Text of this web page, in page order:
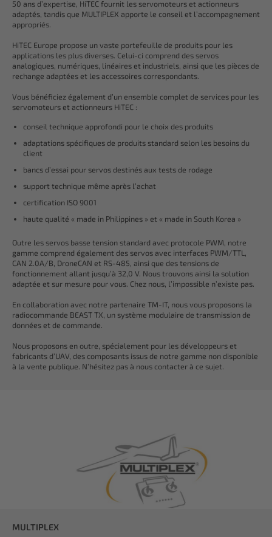
50 ans d’expertise, HiTEC fournit les servomoteurs et actionneurs
adaptés, tandis que MULTIPLEX apporte le conseil et l’accompagnement
appropriés.
HiTEC Europe propose un vaste portefeuille de produits pour les
applications les plus diverses. Celui-ci comprend des servos
analogiques, numériques, linéaires et industriels, ainsi que les pièces de
rechange adaptées et les accessoires correspondants.
Vous bénéficiez également d’un ensemble complet de services pour les
servomoteurs et actionneurs HiTEC :
conseil technique approfondi pour le choix des produits
adaptations spécifiques de produits standard selon les besoins du
client
bancs d’essai pour servos destinés aux tests de rodage
support technique même après l’achat
certification ISO 9001
haute qualité « made in Philippines » et « made in South Korea »
Outre les servos basse tension standard avec protocole PWM, notre
gamme comprend également des servos avec interfaces PWM/TTL,
CAN 2.0A/B, DroneCAN et RS-485, ainsi que des tensions de
fonctionnement allant jusqu’à 32,0 V. Nous trouvons ainsi la solution
adaptée et sur mesure pour vous. Chez nous, l’impossible n’existe pas.
En collaboration avec notre partenaire TM-IT, nous vous proposons la
radiocommande BEAST TX, un système modulaire de transmission de
données et de commande.
Nous proposons en outre, spécialement pour les développeurs et
fabricants d’UAV, des composants issus de notre gamme non disponible
à la vente publique. N’hésitez pas à nous contacter à ce sujet.
MULTIPLEX